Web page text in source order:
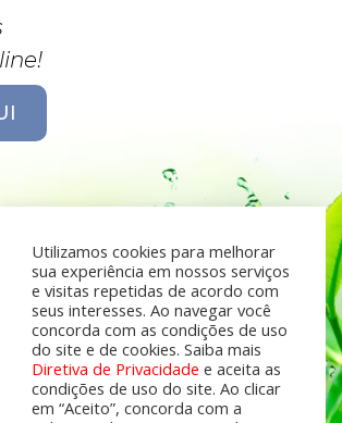
Utilizamos cookies para melhorar
sua experiência em nossos serviços
e visitas repetidas de acordo com
seus interesses. Ao navegar você
concorda com as condições de uso
do site e de cookies. Saiba mais
Diretiva de Privacidade e aceita as
condições de uso do site. Ao clicar
em “Aceito”, concorda com a